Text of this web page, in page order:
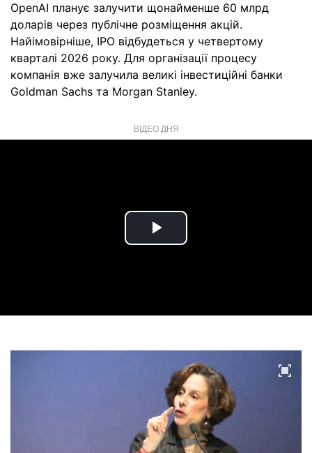
OpenAI планує залучити щонайменше 60 млрд
доларів через публічне розміщення акцій.
Найімовірніше, IPO відбудеться у четвертому
кварталі 2026 року. Для організації процесу
компанія вже залучила великі інвестиційні банки
Goldman Sachs та Morgan Stanley.
ВІДЕО ДНЯ
Play